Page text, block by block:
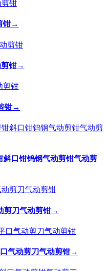
钳→
钳→
钳→
斜口钳钨钢气动剪钳气动剪
剪刀气动剪钳→
气动剪刀气动剪钳→